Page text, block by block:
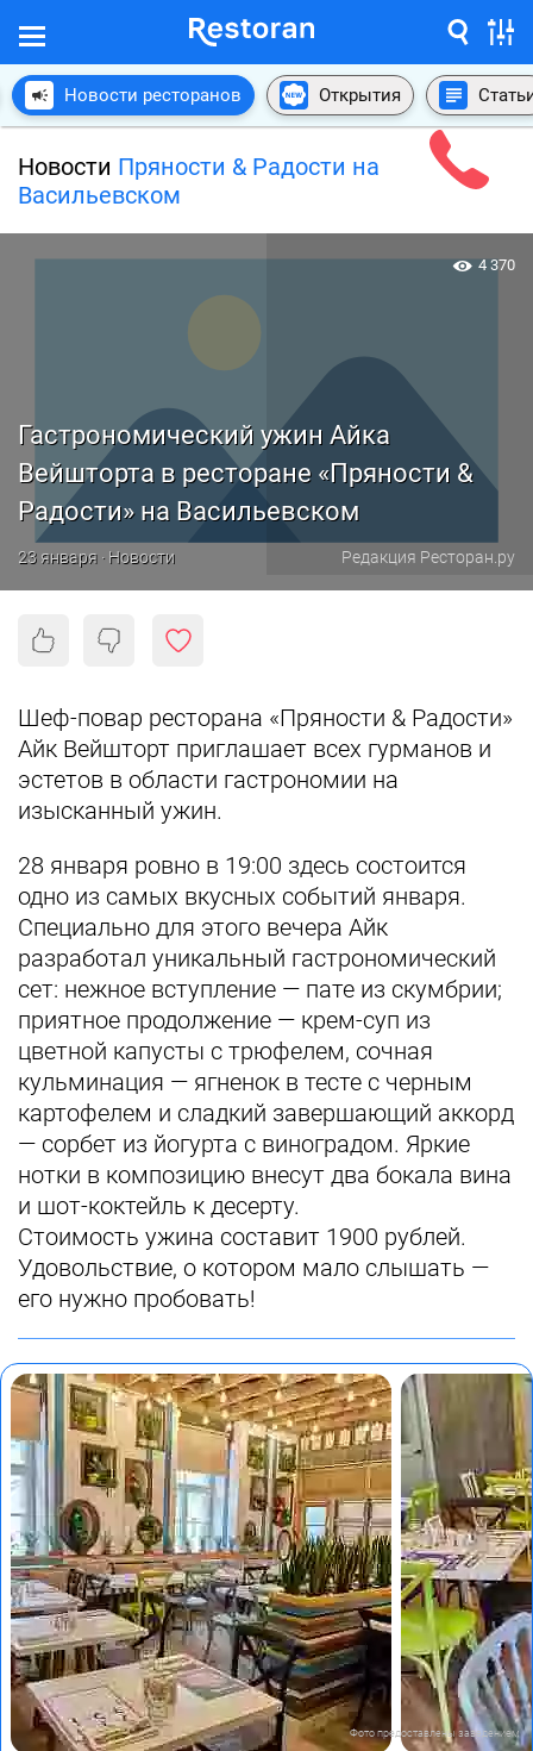
Новости ресторанов Открытия
Новости Пряности & Радости на
Васильевском
Гастрономический ужин Айка
Вейшторта в ресторане «Пряности &
Радости» на Васильевском
23 января · Новости Редакция Ресторан.ру
4 370
Шеф-повар ресторана «Пряности & Радости»
Айк Вейшторт приглашает всех гурманов и
эстетов в области гастрономии на
изысканный ужин.
28 января ровно в 19:00 здесь состоится
одно из самых вкусных событий января.
Специально для этого вечера Айк
разработал уникальный гастрономический
сет: нежное вступление ― пате из скумбрии;
приятное продолжение ― крем-суп из
цветной капусты с трюфелем, сочная
кульминация ― ягненок в тесте с черным
картофелем и сладкий завершающий аккорд
― сорбет из йогурта с виноградом. Яркие
нотки в композицию внесут два бокала вина
и шот-коктейль к десерту.
Стоимость ужина составит 1900 рублей.
Удовольствие, о котором мало слышать ―
его нужно пробовать!
Фото предоставлены заведением